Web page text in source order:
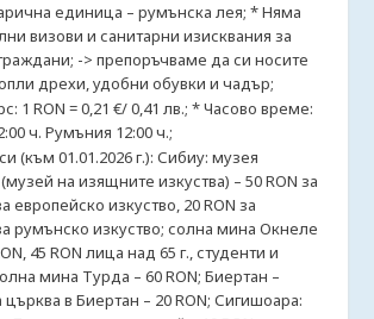
единица – румънска лея; * Няма
визови и санитарни изисквания за
-> препоръчваме да си носите
дрехи, удобни обувки и чадър;
1 RON = 0,21 €/ 0,41 лв.; * Часово време:
ч. Румъния 12:00 ч.;
(към 01.01.2026 г.): Сибиу: музея
на изящните изкуства) – 50 RON за
европейско изкуство, 20 RON за
румънско изкуство; солна мина Окнеле
45 RON лица над 65 г., студенти и
мина Турда – 60 RON; Биертан –
църква в Биертан – 20 RON; Сигишоара: